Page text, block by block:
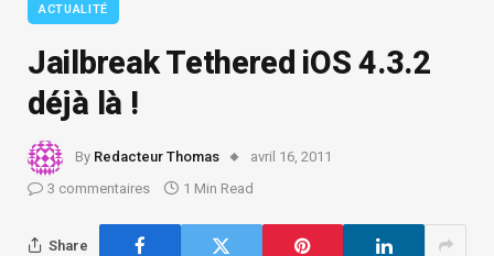
ACTUALITÉ
Jailbreak Tethered iOS 4.3.2
déjà là !
By Redacteur Thomas
avril 16, 2011
3 commentaires
1 Min Read
Share